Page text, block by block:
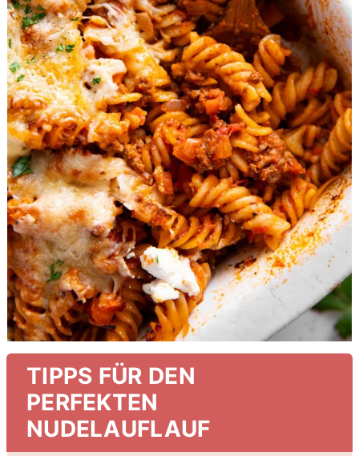
TIPPS FÜR DEN
PERFEKTEN
NUDELAUFLAUF